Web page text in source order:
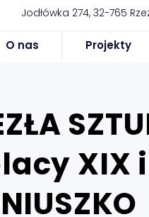
Jodłówka 274, 32-765
O nas Projekty
XIX